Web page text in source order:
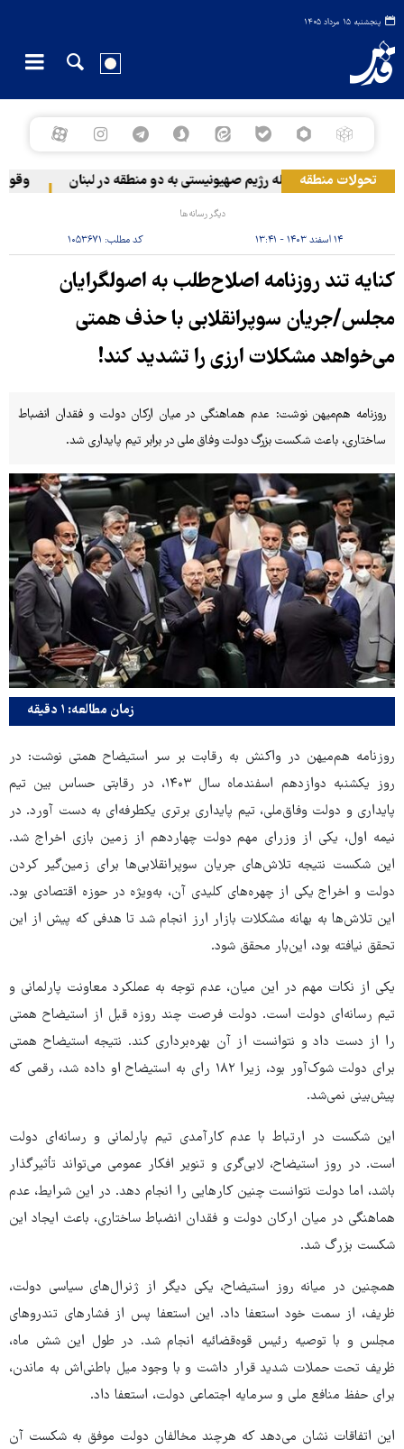
پنجشنبه ۱۵ مرداد ۱۴۰۵
تحولات منطقهحمله رژیم صهیونیستی به دو منطقه در لبنان وقوع
دیگر رسانه‌ها
۱۴ اسفند ۱۴۰۳ - ۱۳:۴۱ کد مطلب: ۱۰۵۳۶۷۱
کنایه تند روزنامه اصلاح‌طلب به اصولگرایان
مجلس/جریان سوپرانقلابی با حذف همتی
می‌خواهد مشکلات ارزی را تشدید کند!
روزنامه هم‌میهن نوشت: عدم هماهنگی در میان ارکان دولت و فقدان انضباط
ساختاری، باعث شکست بزرگ دولت وفاق ملی در برابر تیم پایداری شد.
زمان مطالعه: ۱ دقیقه
روزنامه هم‌میهن در واکنش به رقابت بر سر استیضاح همتی نوشت: در
روز یکشنبه دوازدهم اسفندماه سال ۱۴۰۳، در رقابتی حساس بین تیم
پایداری و دولت وفاق‌ملی، تیم پایداری برتری یکطرفه‌ای به دست آورد. در
نیمه اول، یکی از وزرای مهم دولت چهاردهم از زمین بازی اخراج شد.
این شکست نتیجه تلاش‌های جریان سوپرانقلابی‌ها برای زمین‌گیر کردن
دولت و اخراج یکی از چهره‌های کلیدی آن، به‌ویژه در حوزه اقتصادی بود.
این تلاش‌ها به بهانه مشکلات بازار ارز انجام شد تا هدفی که پیش از این
تحقق نیافته بود، این‌بار محقق شود.
یکی از نکات مهم در این میان، عدم توجه به عملکرد معاونت پارلمانی و
تیم رسانه‌ای دولت است. دولت فرصت چند روزه قبل از استیضاح همتی
را از دست داد و نتوانست از آن بهره‌برداری کند. نتیجه استیضاح همتی
برای دولت شوک‌آور بود، زیرا ۱۸۲ رای به استیضاح او داده شد، رقمی که
پیش‌بینی نمی‌شد.
این شکست در ارتباط با عدم کارآمدی تیم پارلمانی و رسانه‌ای دولت
است. در روز استیضاح، لابی‌گری و تنویر افکار عمومی می‌تواند تأثیرگذار
باشد، اما دولت نتوانست چنین کارهایی را انجام دهد. در این شرایط، عدم
هماهنگی در میان ارکان دولت و فقدان انضباط ساختاری، باعث ایجاد این
شکست بزرگ شد.
همچنین در میانه روز استیضاح، یکی دیگر از ژنرال‌های سیاسی دولت،
ظریف، از سمت خود استعفا داد. این استعفا پس از فشارهای تندروهای
مجلس و با توصیه رئیس قوه‌قضائیه انجام شد. در طول این شش ماه،
ظریف تحت حملات شدید قرار داشت و با وجود میل باطنی‌اش به ماندن،
برای حفظ منافع ملی و سرمایه اجتماعی دولت، استعفا داد.
این اتفاقات نشان می‌دهد که هرچند مخالفان دولت موفق به شکست آن